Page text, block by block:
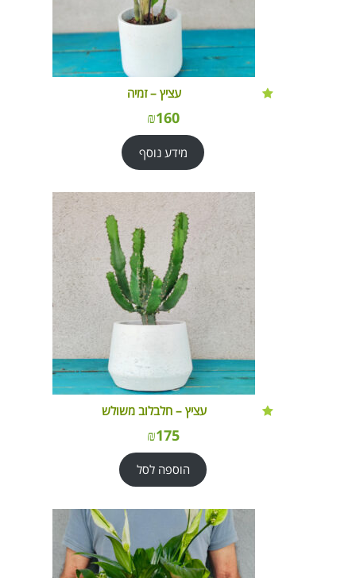
עציץ – זמיה
₪160
מידע נוסף
עציץ – חלבלוב משולש
₪175
הוספה לסל